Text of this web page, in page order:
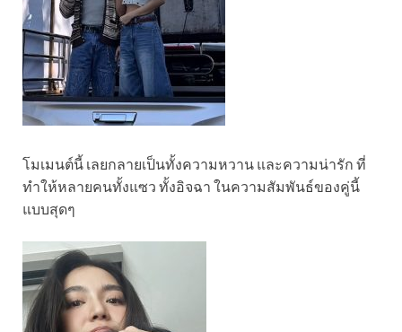
โมเมนต์นี้ เลยกลายเป็นทั้งความหวาน และความน่ารัก ที่
ทำให้หลายคนทั้งแซว ทั้งอิจฉา ในความสัมพันธ์ของคู่นี้
แบบสุดๆ